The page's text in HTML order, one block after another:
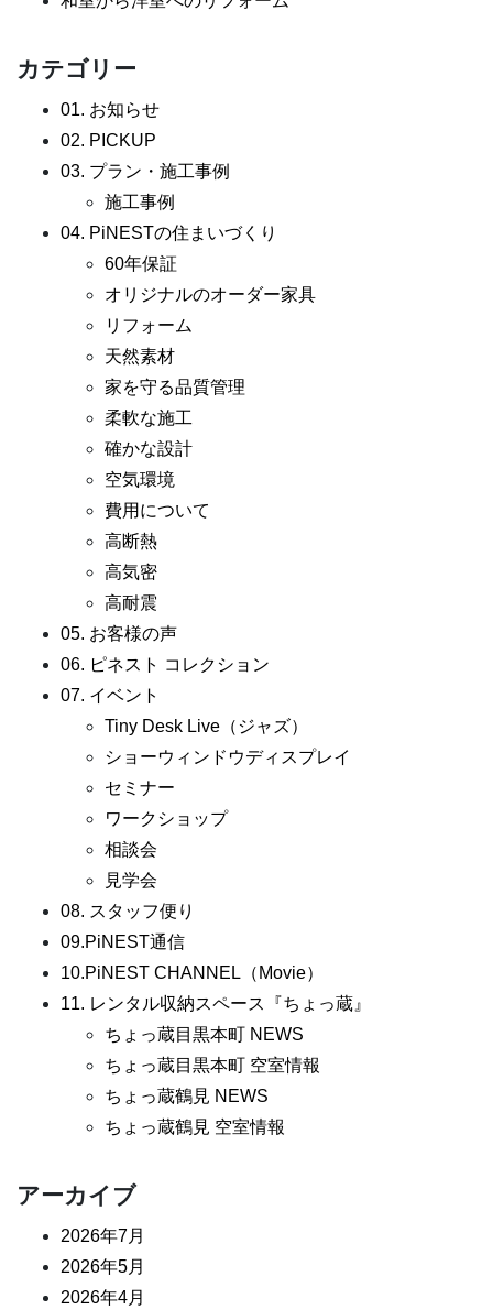
カテゴリー
01. お知らせ
02. PICKUP
03. プラン・施工事例
施工事例
04. PiNESTの住まいづくり
60年保証
オリジナルのオーダー家具
リフォーム
天然素材
家を守る品質管理
柔軟な施工
確かな設計
空気環境
費用について
高断熱
高気密
高耐震
05. お客様の声
06. ピネスト コレクション
07. イベント
Tiny Desk Live（ジャズ）
ショーウィンドウディスプレイ
セミナー
ワークショップ
相談会
見学会
08. スタッフ便り
09.PiNEST通信
10.PiNEST CHANNEL（Movie）
11. レンタル収納スペース『ちょっ蔵』
ちょっ蔵目黒本町 NEWS
ちょっ蔵目黒本町 空室情報
ちょっ蔵鶴見 NEWS
ちょっ蔵鶴見 空室情報
アーカイブ
2026年7月
2026年5月
2026年4月